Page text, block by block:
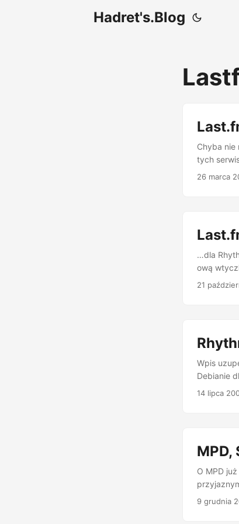
Hadret's.Blog
Chyba nie
tych
26 marca
…dla
ową
wersją dla
21
Wpis
Debianie
oraz
14 lipca
MPD,
O MPD
poznasz….
9 grudnia